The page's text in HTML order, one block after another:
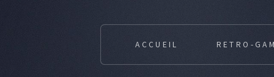
ACCUEIL RETRO-